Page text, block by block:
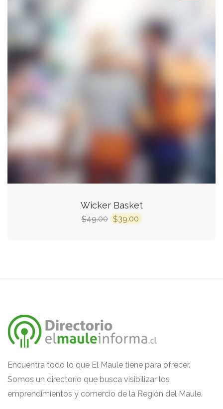
Wicker Basket
$49.00 $39.00
Encuentra todo lo que El Maule tiene para ofrecer.
Somos un directorio que busca visibilizar los
emprendimientos y comercio de la Región del Maule.